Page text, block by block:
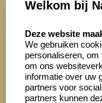
4028 beoordelingen
Zakelijk:
Aanvraag op maat
Welkom bij
Deze website
We gebruiken
personaliseren,
om ons
informatie over uw
partners voor
partners kunnen